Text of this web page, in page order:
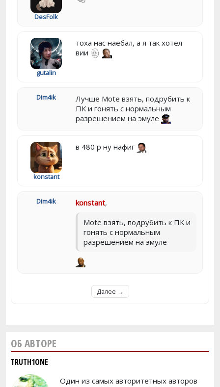
DesFolk
gutalin
тоха нас наебал, а я так хотел
вии
Dim4ik
Лучше Mote взять, подрубить к
ПК и гонять с нормальным
разрешением на эмуле
konstant
в 480 p ну нафиг
Dim4ik konstant,
Mote взять, подрубить к ПК и
гонять с нормальным
разрешением на эмуле
Далее →
ОБ АВТОРЕ
TRUTH1ONE
Один из самых авторитетных авторов